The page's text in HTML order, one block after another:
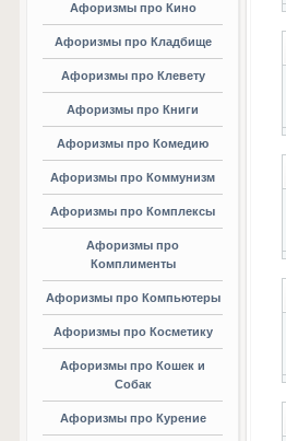
Афоризмы про Кино
Афоризмы про Кладбище
Афоризмы про Клевету
Афоризмы про Книги
Афоризмы про Комедию
Афоризмы про Коммунизм
Афоризмы про Комплексы
Афоризмы про
Комплименты
Афоризмы про Компьютеры
Афоризмы про Косметику
Афоризмы про Кошек и
Собак
Афоризмы про Курение